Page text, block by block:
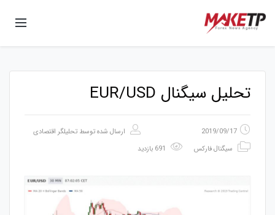
تحلیل سیگنال EUR/USD
2019/09/17 ارسال شده توسط تحلیلگر اقتصادی
سیگنال فارکس